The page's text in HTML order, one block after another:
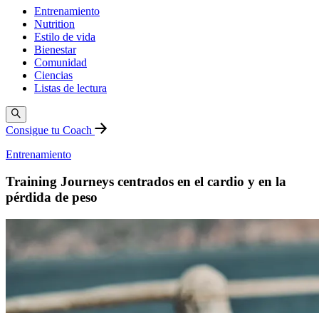
Entrenamiento
Nutrition
Estilo de vida
Bienestar
Comunidad
Ciencias
Listas de lectura
Consigue tu Coach
Entrenamiento
Training Journeys centrados en el cardio y en la
pérdida de peso